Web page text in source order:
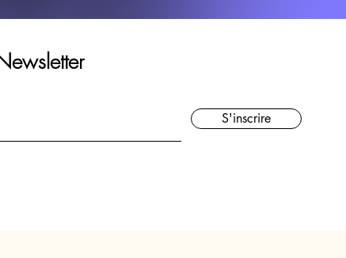
S'inscrire